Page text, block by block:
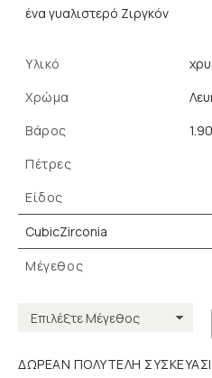
ένα γυαλιστερό Ζιργκόν
Υλικό
Χρώμα
Βάρος
Πέτρες
Είδος
CubicZirconia
Μέγεθος
ΔΩΡΕΑΝ ΠΟΛΥΤΕΛΗ